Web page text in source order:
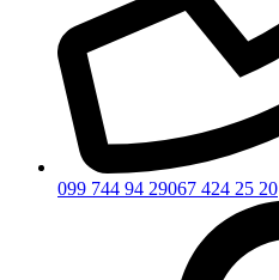
099 744 94 29067 424 25 20